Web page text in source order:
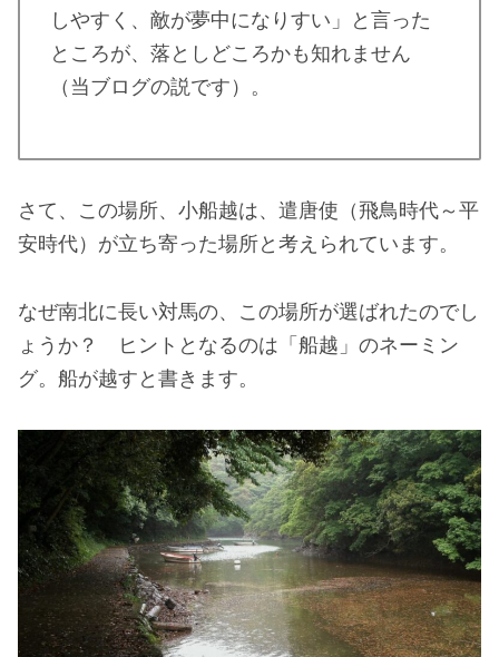
しやすく、敵が夢中になりすい」と言った
ところが、落としどころかも知れません
（当ブログの説です）。
さて、この場所、小船越は、遣唐使（飛鳥時代～平
安時代）が立ち寄った場所と考えられています。
なぜ南北に長い対馬の、この場所が選ばれたのでし
ょうか？ ヒントとなるのは「船越」のネーミン
グ。船が越すと書きます。